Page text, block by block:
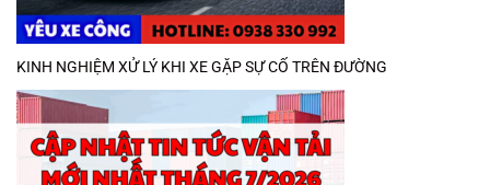
KINH NGHIỆM XỬ LÝ KHI XE GẶP SỰ CỐ TRÊN ĐƯỜNG